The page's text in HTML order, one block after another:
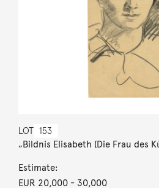
LOT 153
„Bildnis Elisabeth (Die Frau des
Estimate:
EUR 20,000- 30,000